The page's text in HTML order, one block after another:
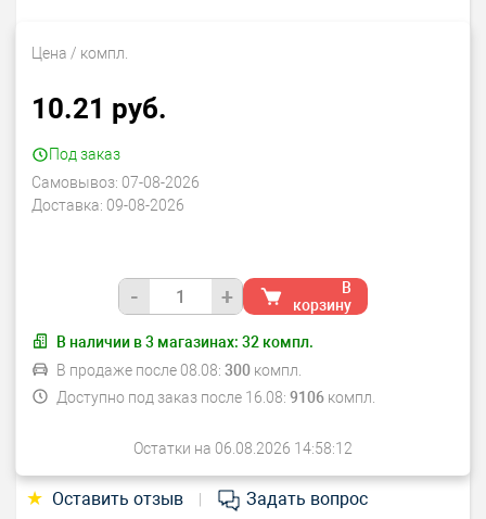
Цена / компл.
10.21 руб.
Под заказ
Самовывоз: 07-08-2026
Доставка: 09-08-2026
- +
В
корзину
В наличии в3 магазинах: 32 компл.
В продаже после 08.08: 300компл.
Доступно под заказ после 16.08: 9106компл.
Остатки на 06.08.2026 14:58:12
★ Оставить отзыв Задать вопрос